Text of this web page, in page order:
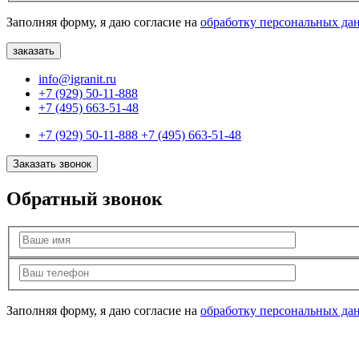
Заполняя форму, я даю согласие на обработку персональных
info@igranit.ru
+7 (929) 50-11-888
+7 (495) 663-51-48
+7 (929) 50-11-888 +7 (495) 663-51-48
Заказать звонок
Обратный звонок
Заполняя форму, я даю согласие на обработку персональных